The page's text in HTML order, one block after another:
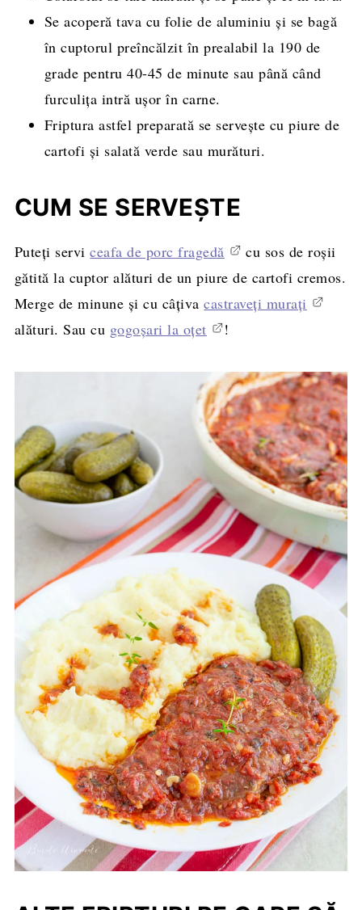
Se acoperă tava cu folie de aluminiu şi se bagă
în cuptorul preîncălzit în prealabil la 190 de
grade pentru 40-45 de minute sau până când
furculiţa intră uşor în carne.
Friptura astfel preparată se serveşte cu piure de
cartofi şi salată verde sau murături.
CUM SE SERVEȘTE
Puteți serviceafa de porc fragedă
cu sos de roșii
gătită la cuptor alături de un piure de cartofi cremos.
Merge de minune și cu câțivacastraveți murați
alături. Sau cu gogoșari la oțet !